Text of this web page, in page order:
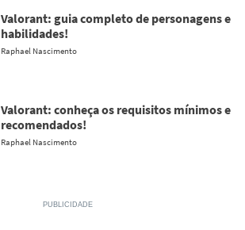
Valorant: guia completo de personagens e
habilidades!
Raphael Nascimento
Valorant: conheça os requisitos mínimos e
recomendados!
Raphael Nascimento